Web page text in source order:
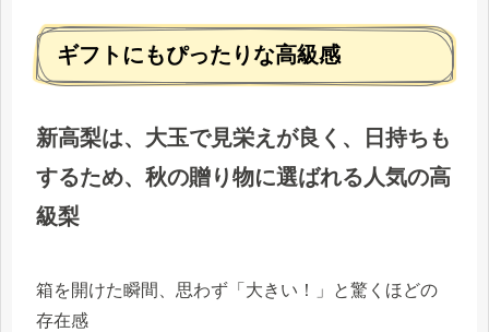
ギフトにもぴったりな高級感
新高梨は、大玉で見栄えが良く、日持ちも
するため、秋の贈り物に選ばれる人気の高
級梨
箱を開けた瞬間、思わず「大きい！」と驚くほどの
存在感